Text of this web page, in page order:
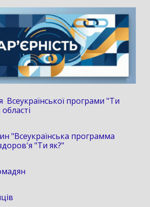
програми "Ти
"Всеукраїнська программа
"Ти як?"